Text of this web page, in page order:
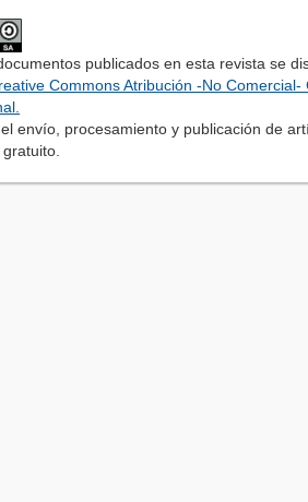
publicados en esta revista se
Commons Atribución -No
envío, procesamiento y publicación de